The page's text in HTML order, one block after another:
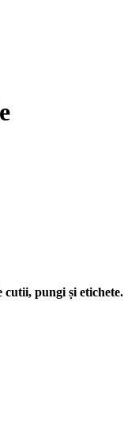
cutii, pungi și etichete.